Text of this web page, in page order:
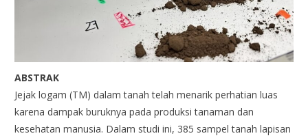
ABSTRAK
Jejak logam (TM) dalam tanah telah menarik perhatian luas
karena dampak buruknya pada produksi tanaman dan
kesehatan manusia. Dalam studi ini, 385 sampel tanah lapisan